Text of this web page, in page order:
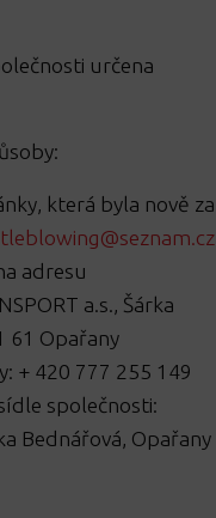
určena
která byla nově za
adresu
a.s., Šárka
61 Opařany
+ 420 777 255 149
společnosti:
Bednářová, Opařany